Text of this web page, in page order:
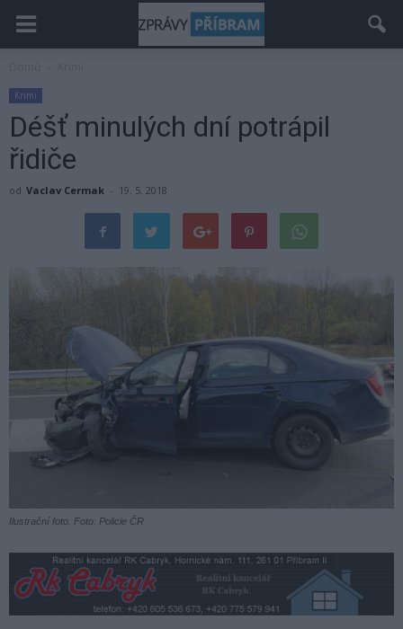
Krimi
Déšť minulých dní potrápil
řidiče
od Vaclav Cermak - 19. 5. 2018
Ilustrační foto. Foto: Policie ČR